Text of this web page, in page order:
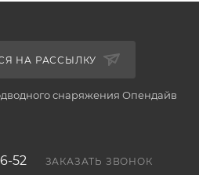
НА РАССЫЛКУ
снаряжения Опендайв
52 ЗАКАЗАТЬ ЗВОНОК